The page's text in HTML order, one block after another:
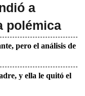
a
polémica
pero el análisis de
y ella le quitó el